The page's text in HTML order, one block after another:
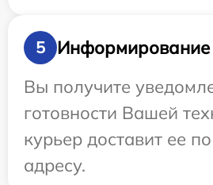
5
Информирование
Вы получите
готовности Вашей
курьер доставит ее
адресу.